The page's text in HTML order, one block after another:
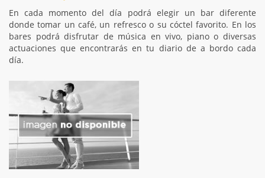
En cada momento del día podrá elegir un bar diferente
donde tomar un café, un refresco o su cóctel favorito. En los
bares podrá disfrutar de música en vivo, piano o diversas
actuaciones que encontrarás en tu diario de a bordo cada
día.